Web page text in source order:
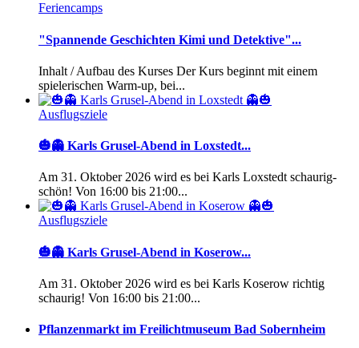
Feriencamps
"Spannende Geschichten Kimi und Detektive"...
Inhalt / Aufbau des Kurses Der Kurs beginnt mit einem
spielerischen Warm-up, bei...
Ausflugsziele
🎃👻 Karls Grusel-Abend in Loxstedt...
Am 31. Oktober 2026 wird es bei Karls Loxstedt schaurig-
schön! Von 16:00 bis 21:00...
Ausflugsziele
🎃👻 Karls Grusel-Abend in Koserow...
Am 31. Oktober 2026 wird es bei Karls Koserow richtig
schaurig! Von 16:00 bis 21:00...
Pflanzenmarkt im Freilichtmuseum Bad Sobernheim